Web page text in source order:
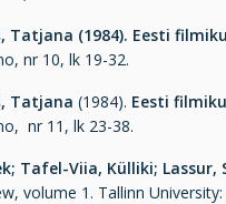
Tatjana (1984). Eesti
nr 10, lk 19-32.
Tatjana (1984). Eesti
nr 11, lk 23-38.
Tafel-Viia, Külliki; Lassur,
volume 1. Tallinn